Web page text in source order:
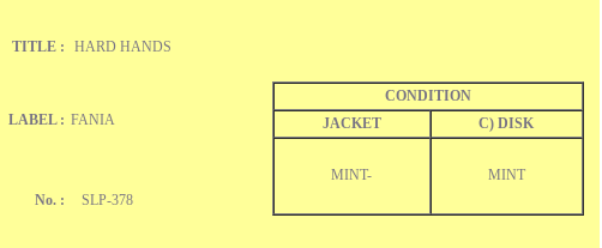
TITLE : HARD HANDS
LABEL : FANIA
CONDITION
JACKET
C) DISK
MINT-
MINT
No. :
SLP-378